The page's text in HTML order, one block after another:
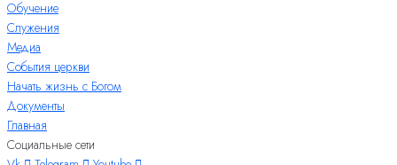
Обучение
Служения
Медиа
События церкви
Начать жизнь с Богом
Документы
Главная
Социальные сети